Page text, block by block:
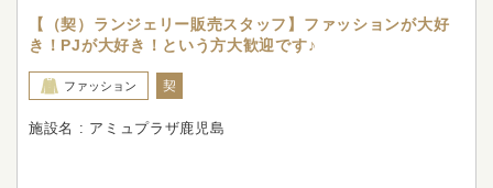
【（契）ランジェリー販売スタッフ】ファッションが大好
き！PJが大好き！という方大歓迎です♪
ファッション 契
施設名 : アミュプラザ鹿児島